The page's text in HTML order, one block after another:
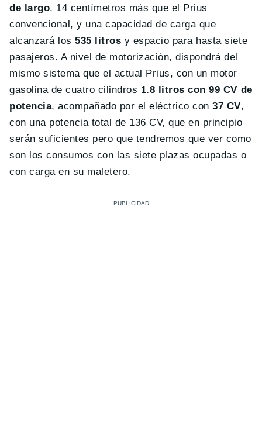
de largo, 14 centímetros más que el Prius
convencional, y una capacidad de carga que
alcanzará los535 litros y espacio para hasta siete
pasajeros. A nivel de motorización, dispondrá del
mismo sistema que el actual Prius, con un motor
gasolina de cuatro cilindros 1.8 litros con 99 CV de
potencia, acompañado por el eléctrico con37 CV,
con una potencia total de 136 CV, que en principio
serán suficientes pero que tendremos que ver como
son los consumos con las siete plazas ocupadas o
con carga en su maletero.